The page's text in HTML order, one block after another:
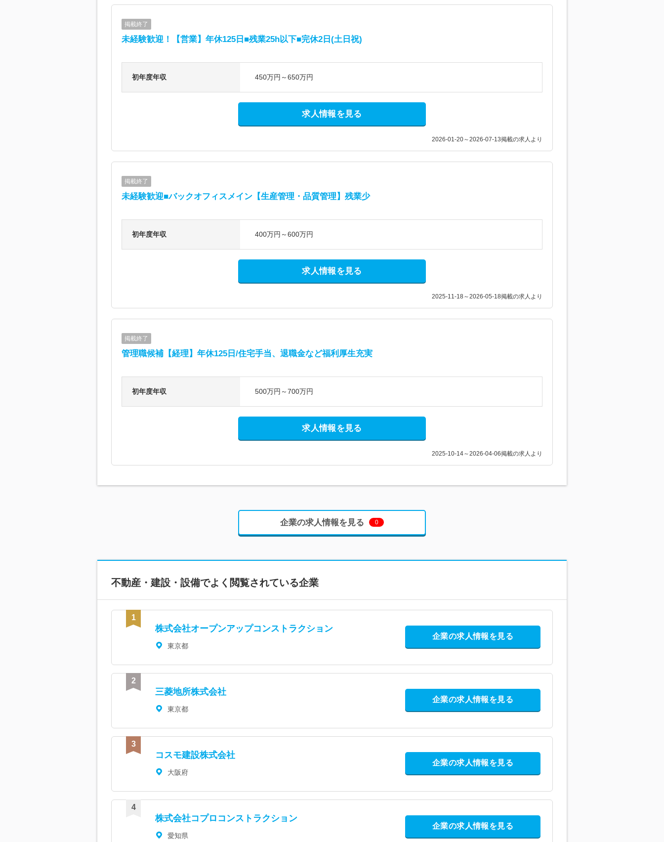
掲載終了
未経験歓迎！【営業】年休125日■残業25h以下■完休2日(土日祝)
初年度年収 450万円～650万円
求人情報を見る
2026-01-20～2026-07-13掲載の求人より
掲載終了
未経験歓迎■バックオフィスメイン【生産管理・品質管理】残業少
初年度年収 400万円～600万円
求人情報を見る
2025-11-18～2026-05-18掲載の求人より
掲載終了
管理職候補【経理】年休125日/住宅手当、退職金など福利厚生充実
初年度年収 500万円～700万円
求人情報を見る
2025-10-14～2026-04-06掲載の求人より
企業の求人情報を見る 0
不動産・建設・設備でよく閲覧されている企業
株式会社オープンアップコンストラクション
東京都
企業の求人情報を見る
三菱地所株式会社
東京都
企業の求人情報を見る
コスモ建設株式会社
大阪府
企業の求人情報を見る
株式会社コプロコンストラクション
愛知県
企業の求人情報を見る